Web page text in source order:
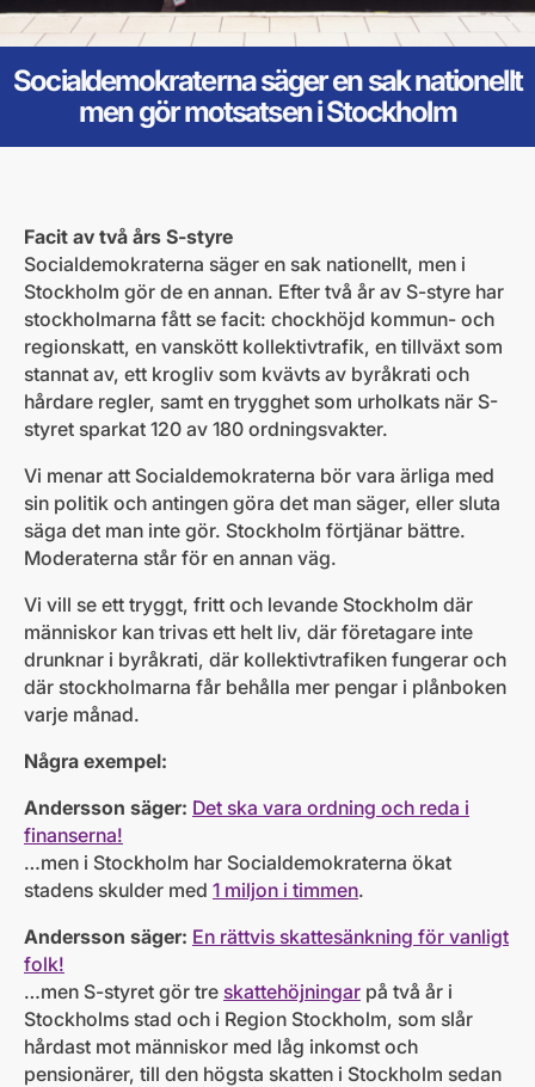
Socialdemokraterna säger en sak nationellt
men gör motsatsen i Stockholm
Facit av två års S-styre
Socialdemokraterna säger en sak nationellt, men i
Stockholm gör de en annan. Efter två år av S-styre har
stockholmarna fått se facit: chockhöjd kommun- och
regionskatt, en vanskött kollektivtrafik, en tillväxt som
stannat av, ett krogliv som kvävts av byråkrati och
hårdare regler, samt en trygghet som urholkats när S-
styret sparkat 120 av 180 ordningsvakter.
Vi menar att Socialdemokraterna bör vara ärliga med
sin politik och antingen göra det man säger, eller sluta
säga det man inte gör. Stockholm förtjänar bättre.
Moderaterna står för en annan väg.
Vi vill se ett tryggt, fritt och levande Stockholm där
människor kan trivas ett helt liv, där företagare inte
drunknar i byråkrati, där kollektivtrafiken fungerar och
där stockholmarna får behålla mer pengar i plånboken
varje månad.
Några exempel:
Andersson säger: Det ska vara ordning och reda i
finanserna!
…men i Stockholm har Socialdemokraterna ökat
stadens skulder med 1 miljon i timmen.
Andersson säger: En rättvis skattesänkning för vanligt
folk!
…men S-styret gör tre skattehöjningar på två år i
Stockholms stad och i Region Stockholm, som slår
hårdast mot människor med låg inkomst och
pensionärer, till den högsta skatten i Stockholm sedan